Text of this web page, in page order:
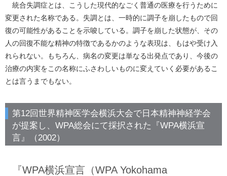
統合失調症とは、こうした現代的なごく普通の医療を行うために
変更された名称である。失調とは、一時的に調子を崩したもので回
復の可能性があることを示唆している。調子を崩した状態が、その
人の回復不能な精神の特徴であるかのような表現は、もはや受け入
れられない。もちろん、病名の変更は単なる出発点であり、今後の
治療の内実をこの名称にふさわしいものに変えていく必要があるこ
とは言うまでもない。
第12回世界精神医学会横浜大会で日本精神神経学会
が提案し、WPA総会にて採択された『WPA横浜宣
言』（2002）
『WPA横浜宣言（WPA Yokohama